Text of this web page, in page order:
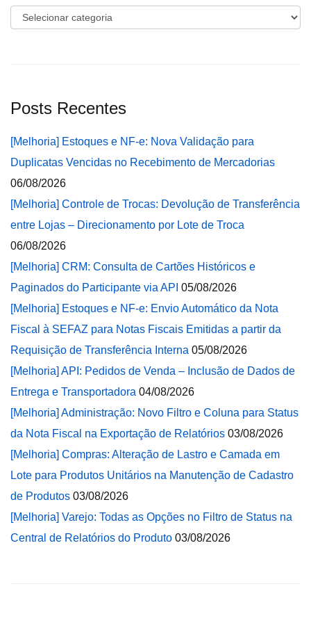
Categorias
Posts Recentes
[Melhoria] Estoques e NF-e: Nova Validação para
Duplicatas Vencidas no Recebimento de Mercadorias
06/08/2026
[Melhoria] Controle de Trocas: Devolução de Transferência
entre Lojas – Direcionamento por Lote de Troca
06/08/2026
[Melhoria] CRM: Consulta de Cartões Históricos e
Paginados do Participante via API 05/08/2026
[Melhoria] Estoques e NF-e: Envio Automático da Nota
Fiscal à SEFAZ para Notas Fiscais Emitidas a partir da
Requisição de Transferência Interna 05/08/2026
[Melhoria] API: Pedidos de Venda – Inclusão de Dados de
Entrega e Transportadora 04/08/2026
[Melhoria] Administração: Novo Filtro e Coluna para Status
da Nota Fiscal na Exportação de Relatórios 03/08/2026
[Melhoria] Compras: Alteração de Lastro e Camada em
Lote para Produtos Unitários na Manutenção de Cadastro
de Produtos 03/08/2026
[Melhoria] Varejo: Todas as Opções no Filtro de Status na
Central de Relatórios do Produto 03/08/2026